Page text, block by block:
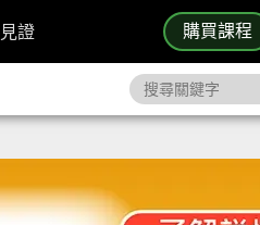
購買課程
證